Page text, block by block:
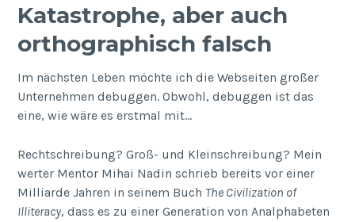
Katastrophe, aber auch
orthographisch falsch
Im nächsten Leben möchte ich die Webseiten großer
Unternehmen debuggen. Obwohl, debuggen ist das
eine, wie wäre es erstmal mit…
Rechtschreibung? Groß- und Kleinschreibung? Mein
werter Mentor Mihai Nadin schrieb bereits vor einer
Milliarde Jahren in seinem Buch The Civilization of
Illiteracy, dass es zu einer Generation von Analphabeten